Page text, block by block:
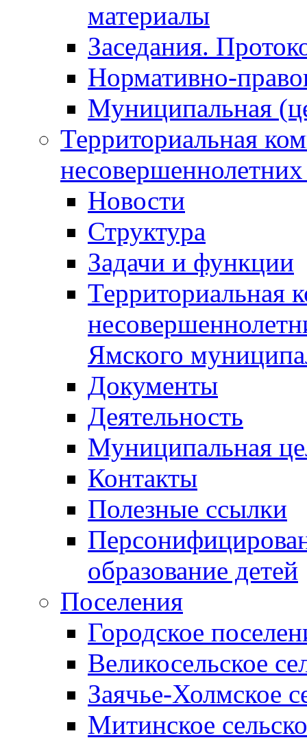
материалы
Заседания.
Нормативно-
Муниципальная
Территориальная
Новости
Структура
Задачи и функции
Территориальная
Ямского
Документы
Деятельность
Муниципальная
Контакты
Полезные ссылки
образование детей
Поселения
Городское
Великосельское
Заячье-Холмское
Митинское